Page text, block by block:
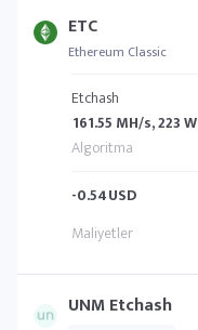
ETC
Ethereum Classic
Etchash
161.55 MH/s, 223 W
-0.54USD
UNM Etchash